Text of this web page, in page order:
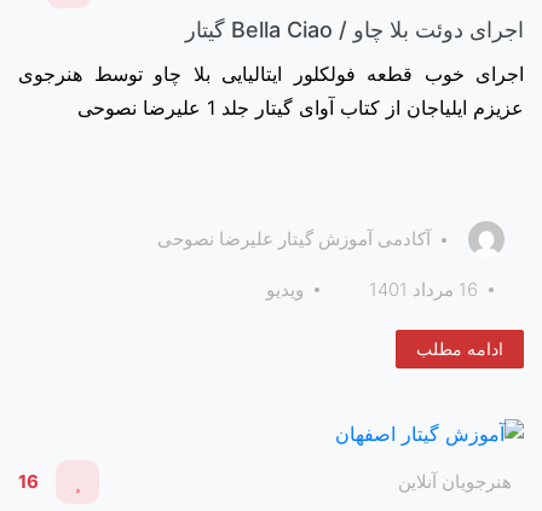
اجرای دوئت بلا چاو / Bella Ciao گیتار
اجرای خوب قطعه فولکلور ایتالیایی بلا چاو توسط هنرجوی
عزیزم ایلیاجان از کتاب آوای گیتار جلد 1 علیرضا نصوحی
آکادمی آموزش گیتار علیرضا نصوحی
16 مرداد 1401 ویدیو
ادامه مطلب
هنرجویان آنلاین 16